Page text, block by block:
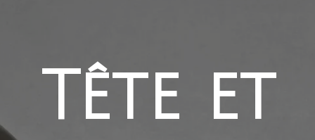
Tête et